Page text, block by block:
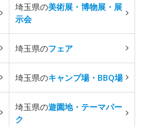
埼玉県の美術展・博物展・展
示会
埼玉県のフェア
埼玉県のキャンプ場・BBQ場
埼玉県の遊園地・テーマパー
ク